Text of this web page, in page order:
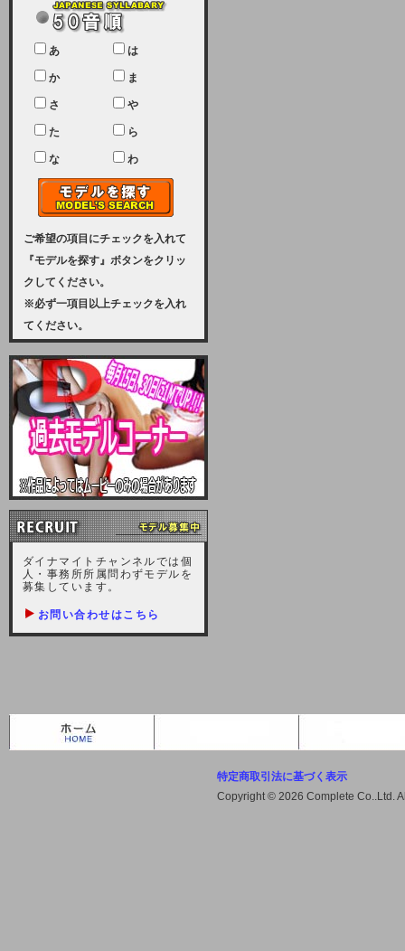
キャシュでの決済は可能ですので、
宜しくお願い致します。
2024-02-23 (金)
【クレジットカード決済について】
只今、クレジットカード会社の都合
により決済ができない状況です。
ユーザー様には、大変ご迷惑をおか
けいたしまして申し訳ございませ
ん。
2023-08-31 (木)
【サーバーメンテナンス実施のお知
らせ】
2023年 9月10日（日曜日）午前8：
サーバーメンテナンスを実施いたし
ます。その為、アクセスはできませ
ますが、ご理解の程を宜しくお願い
致します。
2022-09-01 (木)
【サーバーメンテナンスのお知ら
せ】
9月10日（土曜日）AM6：00から
AM8：00（予定）サーバーメンテ
ナンスを致します。ご迷惑をおかけ
しますが、宜しくお願い致します。
2021-10-22 (金)
2021/10/7に起きました地震によ
不安定な状況もあります。会員様に
は、ご不便をお掛けしますが宜しく
あ は
か ま
さ や
た ら
な わ
ご希望の項目にチェックを入れて
『モデルを探す』ボタンをクリッ
クしてください。
※必ず一項目以上チェックを入れ
てください。
ダイナマイトチャンネルでは個
人・事務所所属問わずモデルを
募集しています。
お問い合わせはこちら
特定商取引法に基づく表示
Copyright © 2026 Complete Co..Ltd.